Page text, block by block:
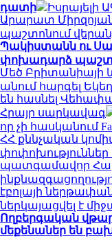
դատի
Իսրայելի
Արարատ
պաշտոնում
Պակիստանն ու
փոխադարձ
Մեծ Բրիտանիայի և
անում հարգել
են հասնել
Հրայր սարկավագ
որ չի հասկանում
ՀՀ քննչական
պատգամավոր
էբոլայի
ներկայացվել է
Ողբերգական
մեքենաներ են